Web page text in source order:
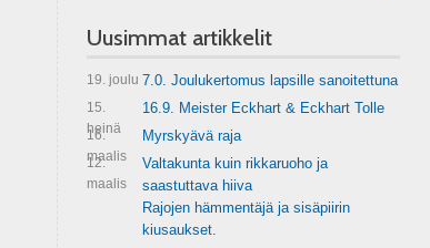
Uusimmat artikkelit
19. joulu 7.0. Joulukertomus lapsille sanoitettuna
15.
heinä
16.9. Meister Eckhart & Eckhart Tolle
16.
maalis
Myrskyävä raja
12.
maalis
Valtakunta kuin rikkaruoho ja
saastuttava hiiva
Rajojen hämmentäjä ja sisäpiirin
kiusaukset.